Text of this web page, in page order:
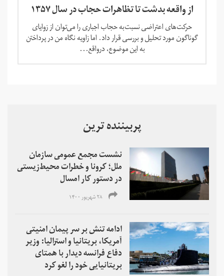
از واقعه بدشت تا تظاهرات حجاب در سال ۱۳۵۷
حرکت‌های اعتراضی نسبت‌به حجاب اجباری را می‌توان از زوایای
گوناگون مورد تحلیل و بررسی قرار داد. اما زاویه نگاه من در پرداختن
به این موضوع، درواقع...
پربیننده ترین
نشست مجمع عمومی سازمان
ملل؛ کرونا و خطرات محیط‌زیستی
در دستور کار امسال
۲۸ شهریور ۱۴۰۰
ادامه تنش بر سر پیمان امنیتی
آمریکا، بریتانیا و استرالیا: وزیر
دفاع فرانسه دیدار با همتای
بریتانیایی‌ خود را لغو کرد